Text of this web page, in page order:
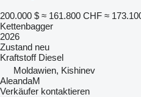
200.000 $ ≈ 161.800 CHF ≈
Kettenbagger
2026
Zustand neu
Kraftstoff Diesel
Moldawien, Kishinev
AleandaM
Verkäufer kontaktieren